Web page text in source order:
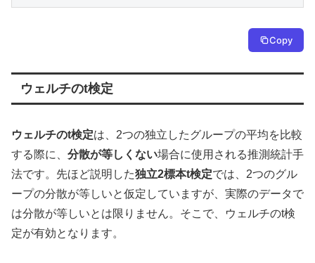
Copy
ウェルチのt検定
ウェルチのt検定は、2つの独立したグループの平均を比較
する際に、 分散が等しくない場合に使用される推測統計手
法です。先ほど説明した独立2標本t検定では、2つのグル
ープの分散が等しいと仮定していますが、実際のデータで
は分散が等しいとは限りません。そこで、ウェルチのt検
定が有効となります。